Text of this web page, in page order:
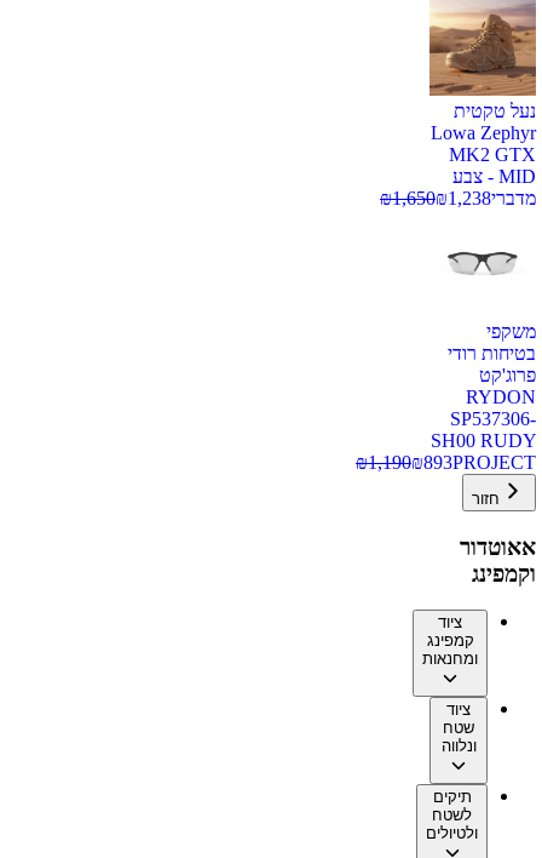
נעל טקטית
Lowa Zephyr
MK2 GTX
MID - צבע
מדברי
₪1,238
₪1,650
משקפי
בטיחות רודי
פרוג'קט
RYDON
SP537306-
SH00 RUDY
PROJECT
₪893
₪1,190
חזור
אאוטדור
וקמפינג
ציוד
קמפינג
ומחנאות
ציוד
שטח
ונלווה
תיקים
לשטח
ולטיולים